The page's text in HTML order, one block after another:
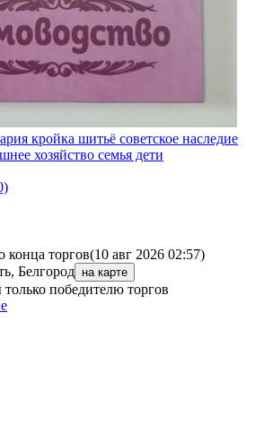
кройка шитьё советское наследие
хозяйство семья дети
конца торгов(10 авг 2026 02:57)
Белгород на карте
победителю торгов